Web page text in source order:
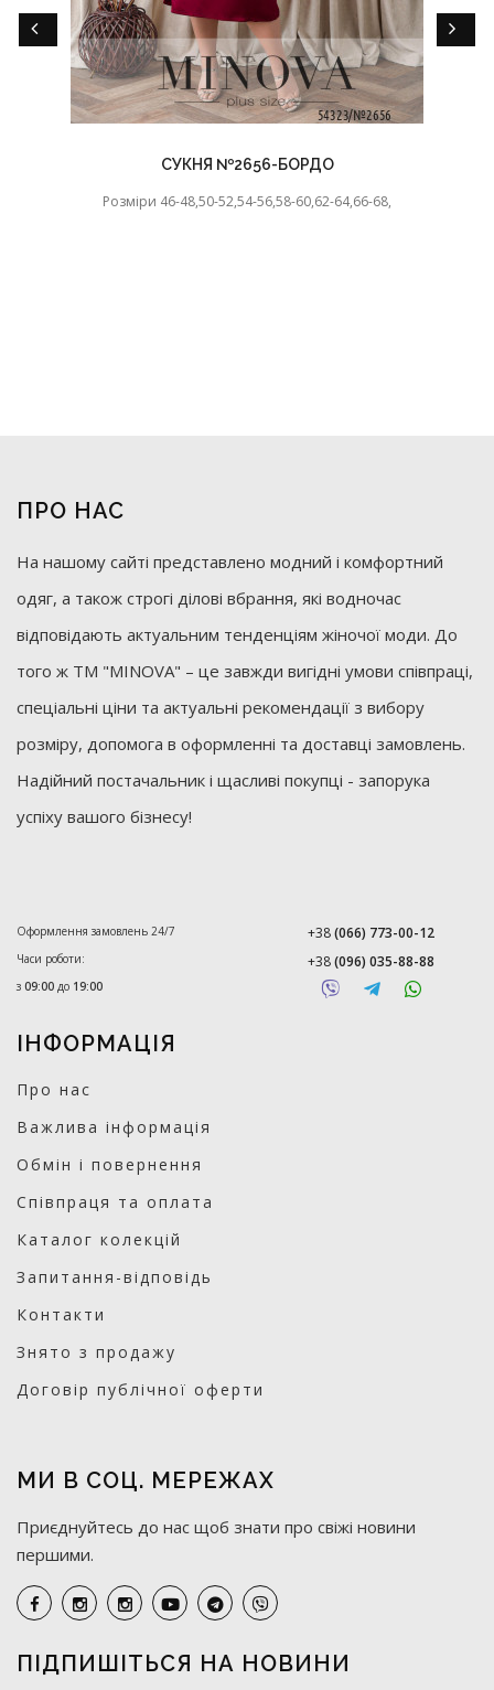
СУКНЯ №2656-БОРДО
Розміри 46-48,50-52,54-56,58-60,62-64,66-68,
ПРО НАС
На нашому сайті представлено модний і комфортний
одяг, а також строгі ділові вбрання, які водночас
відповідають актуальним тенденціям жіночої моди. До
того ж ТМ "MINOVA" – це завжди вигідні умови співпраці,
спеціальні ціни та актуальні рекомендації з вибору
розміру, допомога в оформленні та доставці замовлень.
Надійний постачальник і щасливі покупці - запорука
успіху вашого бізнесу!
Оформлення замовлень 24/7
Часи роботи:
з 09:00 до 19:00
+38(066) 773-00-12
+38(096) 035-88-88
ІНФОРМАЦІЯ
Про нас
Важлива інформація
Обмін і повернення
Співпраця та оплата
Каталог колекцій
Запитання-відповідь
Контакти
Знято з продажу
Договір публічної оферти
МИ В СОЦ. МЕРЕЖАХ
Приєднуйтесь до нас щоб знати про свіжі новини
першими.
ПІДПИШІТЬСЯ НА НОВИНИ